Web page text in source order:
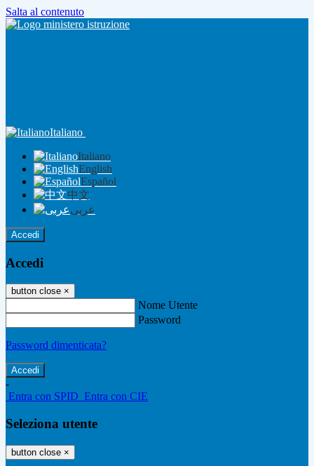
Salta al contenuto
Italiano
Italiano
English
Español
中文
عربى
Accedi
Accedi
button close ×
Nome Utente
Password
Password dimenticata?
-
Entra con SPID Entra con CIE
Seleziona utente
button close ×